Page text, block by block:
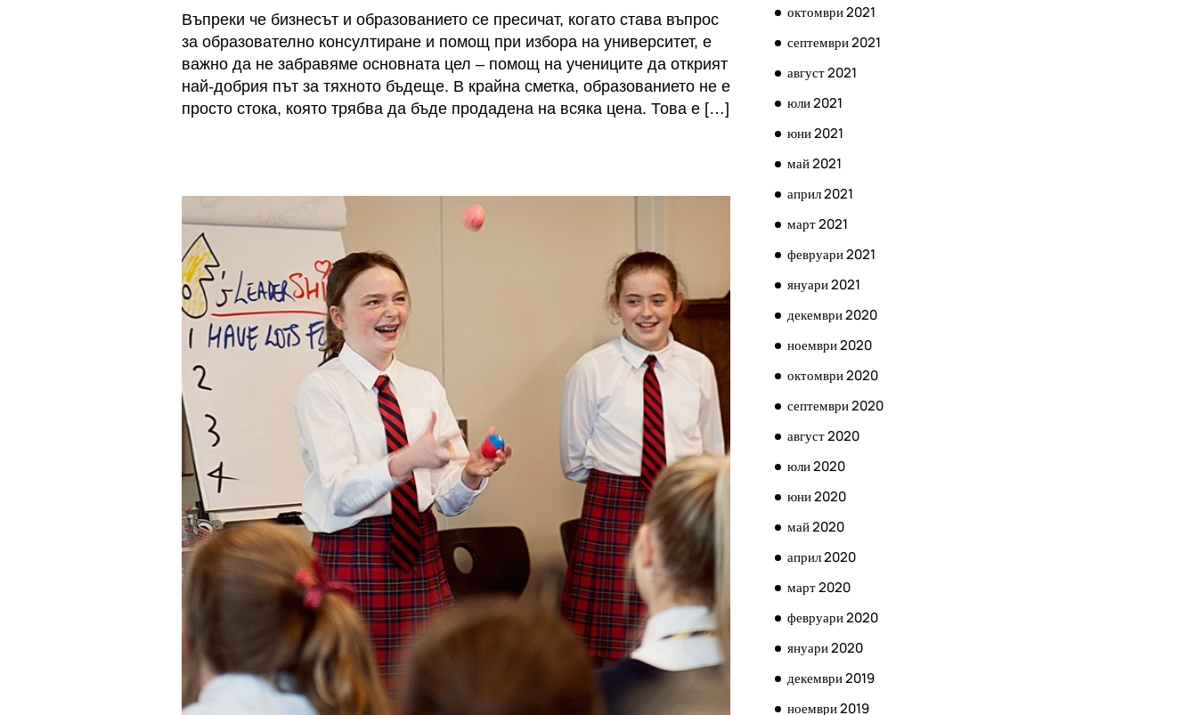
Въпреки че бизнесът и образованието се пресичат, когато става въпрос
за образователно консултиране и помощ при избора на университет, е
важно да не забравяме основната цел – помощ на учениците да открият
най-добрия път за тяхното бъдеще. В крайна сметка, образованието не е
просто стока, която трябва да бъде продадена на всяка цена. Това е […]
октомври 2021
септември 2021
август 2021
юли 2021
юни 2021
май 2021
април 2021
март 2021
февруари 2021
януари 2021
декември 2020
ноември 2020
октомври 2020
септември 2020
август 2020
юли 2020
юни 2020
май 2020
април 2020
март 2020
февруари 2020
януари 2020
декември 2019
ноември 2019